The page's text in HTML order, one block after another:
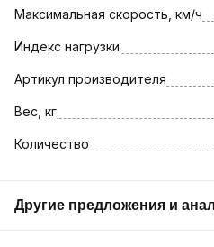
Максимальная скорость, км/ч
Индекс нагрузки
Артикул производителя
Вес, кг
Количество
Другие предложения и